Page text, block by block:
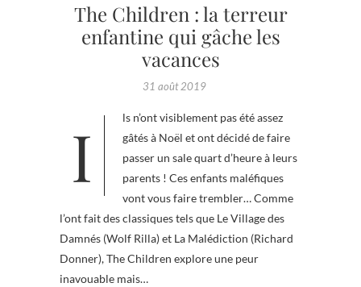
The Children : la terreur
enfantine qui gâche les
vacances
31 août 2019
Ils n’ont visiblement pas été assez
gâtés à Noël et ont décidé de faire
passer un sale quart d’heure à leurs
parents ! Ces enfants maléfiques
vont vous faire trembler… Comme
l’ont fait des classiques tels que Le Village des
Damnés (Wolf Rilla) et La Malédiction (Richard
Donner), The Children explore une peur
inavouable mais…